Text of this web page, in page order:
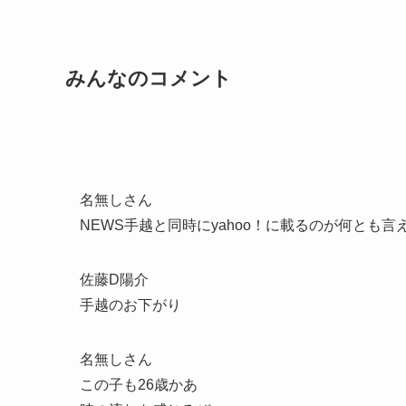
みんなのコメント
名無しさん
NEWS手越と同時にyahoo！に載るのが何とも言
佐藤D陽介
手越のお下がり
名無しさん
この子も26歳かあ